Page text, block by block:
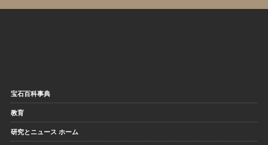
宝石百科事典
教育
研究とニュース ホーム